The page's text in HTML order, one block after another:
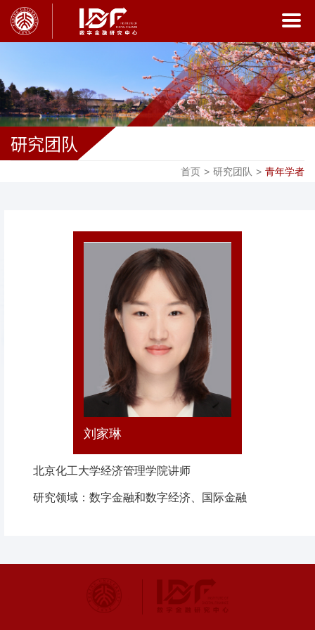
研究团队
首页 > 研究团队 > 青年学者
刘家琳
北京化工大学经济管理学院讲师
研究领域：数字金融和数字经济、国际金融